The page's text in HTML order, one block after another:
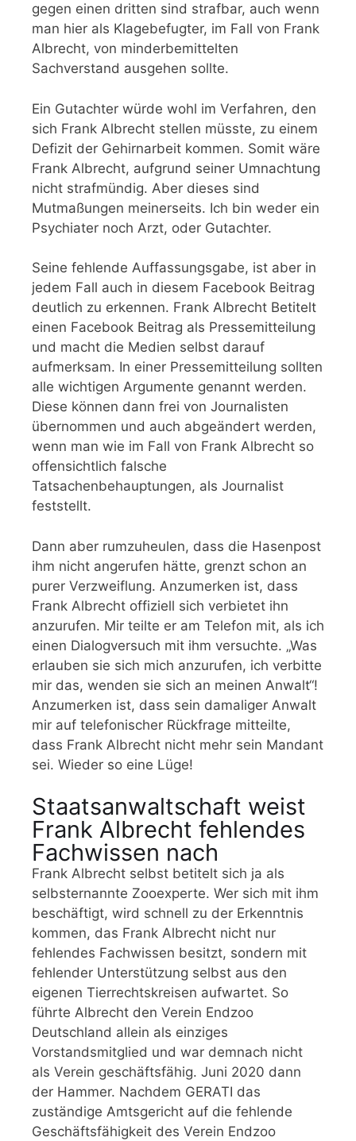
gegen einen dritten sind strafbar, auch wenn
man hier als Klagebefugter, im Fall von Frank
Albrecht, von minderbemittelten
Sachverstand ausgehen sollte.
Ein Gutachter würde wohl im Verfahren, den
sich Frank Albrecht stellen müsste, zu einem
Defizit der Gehirnarbeit kommen. Somit wäre
Frank Albrecht, aufgrund seiner Umnachtung
nicht strafmündig. Aber dieses sind
Mutmaßungen meinerseits. Ich bin weder ein
Psychiater noch Arzt, oder Gutachter.
Seine fehlende Auffassungsgabe, ist aber in
jedem Fall auch in diesem Facebook Beitrag
deutlich zu erkennen. Frank Albrecht Betitelt
einen Facebook Beitrag als Pressemitteilung
und macht die Medien selbst darauf
aufmerksam. In einer Pressemitteilung sollten
alle wichtigen Argumente genannt werden.
Diese können dann frei von Journalisten
übernommen und auch abgeändert werden,
wenn man wie im Fall von Frank Albrecht so
offensichtlich falsche
Tatsachenbehauptungen, als Journalist
feststellt.
Dann aber rumzuheulen, dass die Hasenpost
ihm nicht angerufen hätte, grenzt schon an
purer Verzweiflung. Anzumerken ist, dass
Frank Albrecht offiziell sich verbietet ihn
anzurufen. Mir teilte er am Telefon mit, als ich
einen Dialogversuch mit ihm versuchte. „Was
erlauben sie sich mich anzurufen, ich verbitte
mir das, wenden sie sich an meinen Anwalt“!
Anzumerken ist, dass sein damaliger Anwalt
mir auf telefonischer Rückfrage mitteilte,
dass Frank Albrecht nicht mehr sein Mandant
sei. Wieder so eine Lüge!
Staatsanwaltschaft weist
Frank Albrecht fehlendes
Fachwissen nach
Frank Albrecht selbst betitelt sich ja als
selbsternannte Zooexperte. Wer sich mit ihm
beschäftigt, wird schnell zu der Erkenntnis
kommen, das Frank Albrecht nicht nur
fehlendes Fachwissen besitzt, sondern mit
fehlender Unterstützung selbst aus den
eigenen Tierrechtskreisen aufwartet. So
führte Albrecht den Verein Endzoo
Deutschland allein als einziges
Vorstandsmitglied und war demnach nicht
als Verein geschäftsfähig. Juni 2020 dann
der Hammer. Nachdem GERATI das
zuständige Amtsgericht auf die fehlende
Geschäftsfähigkeit des Verein Endzoo